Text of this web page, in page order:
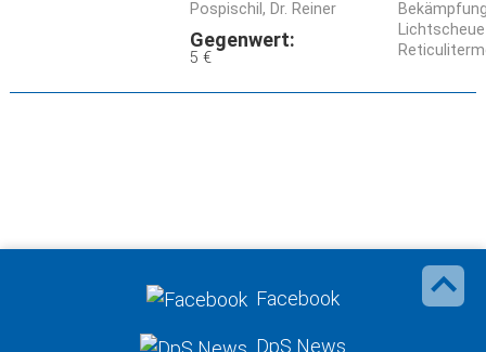
Pospischil, Dr. Reiner
Gegenwert:
5 €
Facebook
DpS News